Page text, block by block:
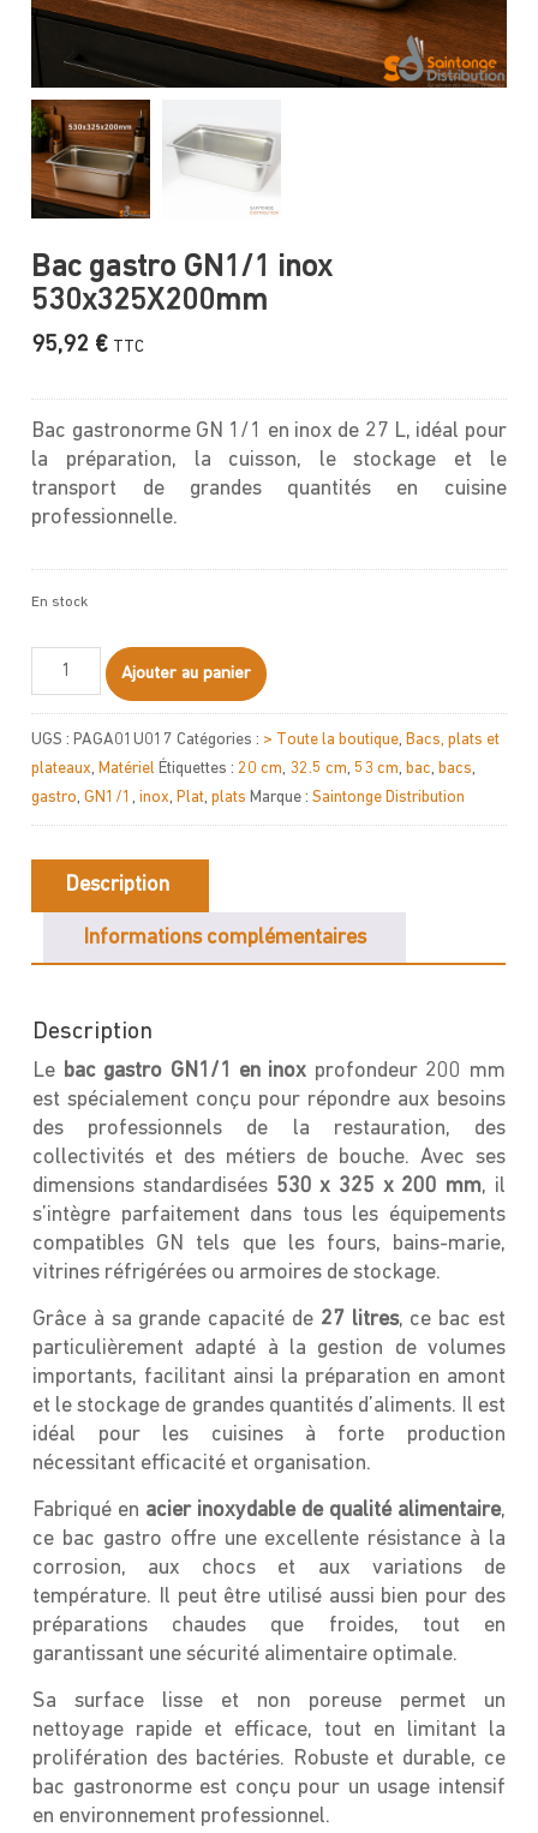
Bac gastro GN1/1 inox
530x325X200mm
95,92 € TTC
Bac gastronorme GN 1/1 en inox de 27 L, idéal pour
la préparation, la cuisson, le stockage et le
transport de grandes quantités en cuisine
professionnelle.
En stock
quantité
Bac
gastro
GN1/1
inox
Ajouter au panier
UGS :PAGA01U017 Catégories : > Toute la boutique,Bacs, plats et
plateaux,Matériel Étiquettes :20 cm, 32.5 cm, 53 cm,bac,bacs,
gastro,GN1/1,inox,Plat,plats Marque :Saintonge Distribution
Description
Informations complémentaires
Description
Le bac gastro GN1/1 en inox profondeur 200 mm
est spécialement conçu pour répondre aux besoins
des professionnels de la restauration, des
collectivités et des métiers de bouche. Avec ses
dimensions standardisées 530 x 325 x 200 mm, il
s’intègre parfaitement dans tous les équipements
compatibles GN tels que les fours, bains-marie,
vitrines réfrigérées ou armoires de stockage.
Grâce à sa grande capacité de 27 litres, ce bac est
particulièrement adapté à la gestion de volumes
importants, facilitant ainsi la préparation en amont
et le stockage de grandes quantités d’aliments. Il est
idéal pour les cuisines à forte production
nécessitant efficacité et organisation.
Fabriqué en acier inoxydable de qualité alimentaire,
ce bac gastro offre une excellente résistance à la
corrosion, aux chocs et aux variations de
température. Il peut être utilisé aussi bien pour des
préparations chaudes que froides, tout en
garantissant une sécurité alimentaire optimale.
Sa surface lisse et non poreuse permet un
nettoyage rapide et efficace, tout en limitant la
prolifération des bactéries. Robuste et durable, ce
bac gastronorme est conçu pour un usage intensif
en environnement professionnel.